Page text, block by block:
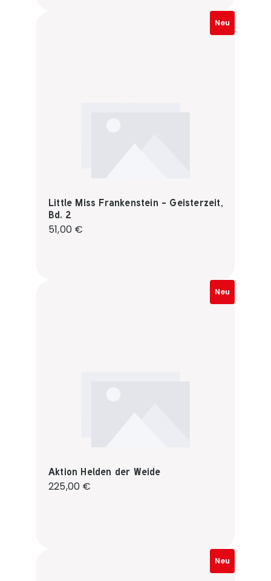
Neu
Little Miss Frankenstein - Geisterzeit,
Bd. 2
Regulärer Preis:
51,00 €
Neu
Aktion Helden der Weide
Regulärer Preis:
225,00 €
Neu